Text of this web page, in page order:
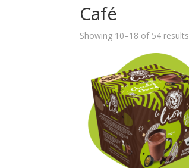
Café
Showing 10–18 of 54 results